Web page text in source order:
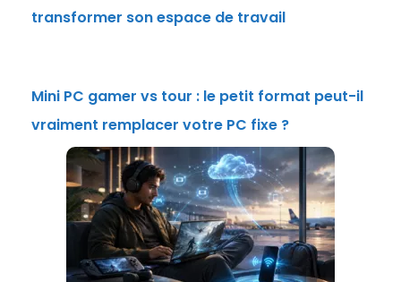
transformer son espace de travail
Mini PC gamer vs tour : le petit format peut-il
vraiment remplacer votre PC fixe ?